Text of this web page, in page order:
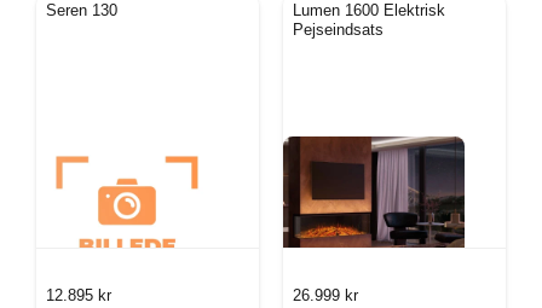
Seren 130
12.895 kr
Lumen 1600 Elektrisk
Pejseindsats
26.999 kr